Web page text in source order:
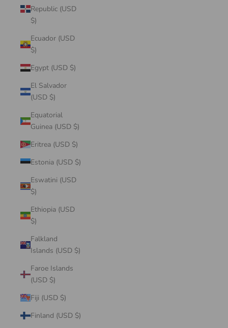
Republic (USD
$)
Ecuador (USD
$)
Egypt (USD $)
El Salvador
(USD $)
Equatorial
Guinea (USD $)
Eritrea (USD $)
Estonia (USD $)
Eswatini (USD
$)
Ethiopia (USD
$)
Falkland
Islands (USD $)
Faroe Islands
(USD $)
Fiji (USD $)
Finland (USD $)